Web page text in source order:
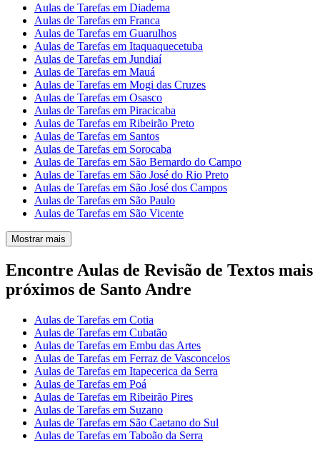
Aulas de Tarefas em Diadema
Aulas de Tarefas em Franca
Aulas de Tarefas em Guarulhos
Aulas de Tarefas em Itaquaquecetuba
Aulas de Tarefas em Jundiaí
Aulas de Tarefas em Mauá
Aulas de Tarefas em Mogi das Cruzes
Aulas de Tarefas em Osasco
Aulas de Tarefas em Piracicaba
Aulas de Tarefas em Ribeirão Preto
Aulas de Tarefas em Santos
Aulas de Tarefas em Sorocaba
Aulas de Tarefas em São Bernardo do Campo
Aulas de Tarefas em São José do Rio Preto
Aulas de Tarefas em São José dos Campos
Aulas de Tarefas em São Paulo
Aulas de Tarefas em São Vicente
Mostrar mais
Encontre Aulas de Revisão de Textos mais
próximos de Santo Andre
Aulas de Tarefas em Cotia
Aulas de Tarefas em Cubatão
Aulas de Tarefas em Embu das Artes
Aulas de Tarefas em Ferraz de Vasconcelos
Aulas de Tarefas em Itapecerica da Serra
Aulas de Tarefas em Poá
Aulas de Tarefas em Ribeirão Pires
Aulas de Tarefas em Suzano
Aulas de Tarefas em São Caetano do Sul
Aulas de Tarefas em Taboão da Serra